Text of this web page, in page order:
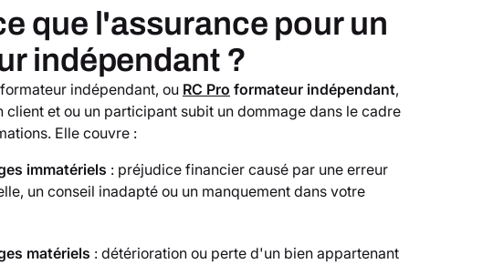
que l'assurance pour un
indépendant ?
indépendant, ou RC Pro formateur indépendant,
client et ou un participant subit un dommage dans le cadre
Elle couvre :
immatériels : préjudice financier causé par une erreur
un conseil inadapté ou un manquement dans votre
matériels : détérioration ou perte d'un bien appartenant